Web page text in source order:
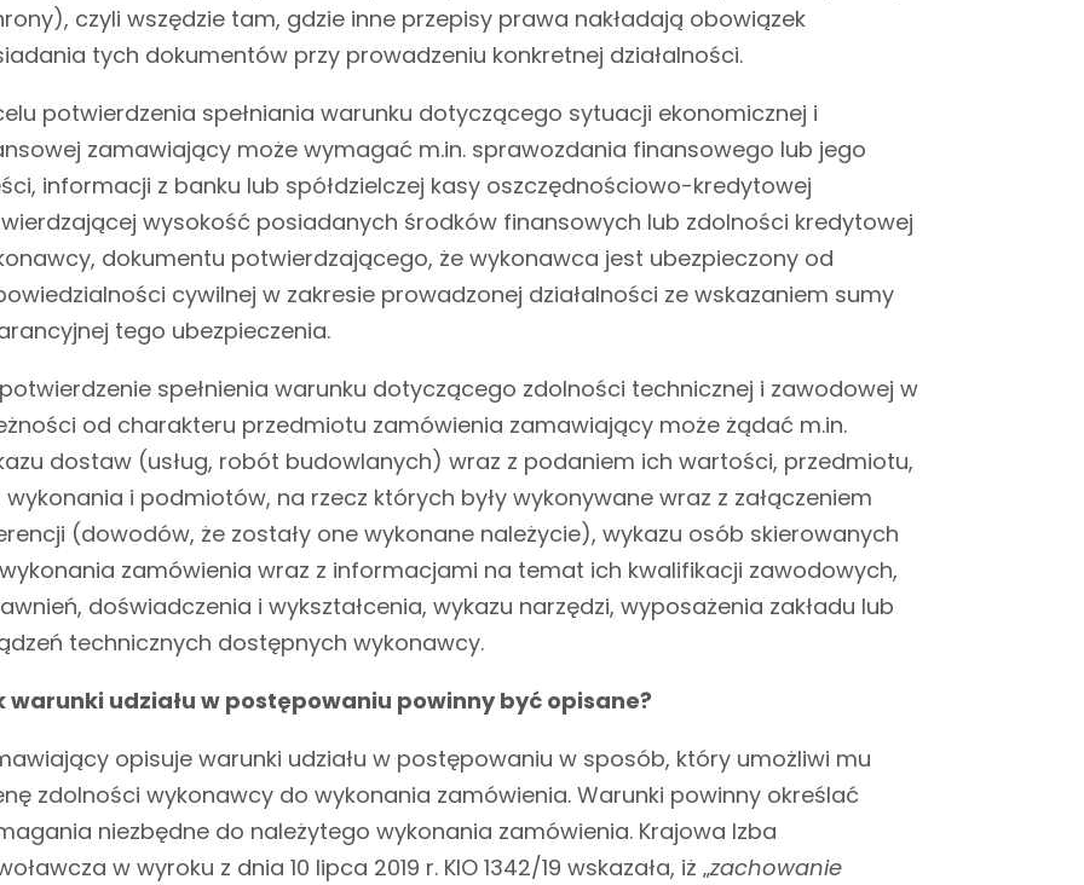
czyli wszędzie tam, gdzie inne przepisy prawa nakładają obowiązek
tych dokumentów przy prowadzeniu konkretnej działalności.
potwierdzenia spełniania warunku dotyczącego sytuacji ekonomicznej i
zamawiający może wymagać m.in. sprawozdania finansowego lub jego
informacji z banku lub spółdzielczej kasy oszczędnościowo-kredytowej
wysokość posiadanych środków finansowych lub zdolności kredytowej
dokumentu potwierdzającego, że wykonawca jest ubezpieczony od
cywilnej w zakresie prowadzonej działalności ze wskazaniem sumy
tego ubezpieczenia.
spełnienia warunku dotyczącego zdolności technicznej i zawodowej w
od charakteru przedmiotu zamówienia zamawiający może żądać m.in.
dostaw (usług, robót budowlanych) wraz z podaniem ich wartości, przedmiotu,
i podmiotów, na rzecz których były wykonywane wraz z załączeniem
(dowodów, że zostały one wykonane należycie), wykazu osób skierowanych
zamówienia wraz z informacjami na temat ich kwalifikacji zawodowych,
doświadczenia i wykształcenia, wykazu narzędzi, wyposażenia zakładu lub
technicznych dostępnych wykonawcy.
warunki udziału w postępowaniu powinny być opisane?
opisuje warunki udziału w postępowaniu w sposób, który umożliwi mu
zdolności wykonawcy do wykonania zamówienia. Warunki powinny określać
niezbędne do należytego wykonania zamówienia. Krajowa Izba
w wyroku z dnia 10 lipca 2019 r. KIO 1342/19 wskazała, iż „zachowanie